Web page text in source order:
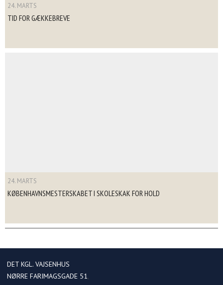
24. MARTS
TID FOR GÆKKEBREVE
24. MARTS
KØBENHAVNSMESTERSKABET I SKOLESKAK FOR HOLD
DET KGL. VAJSENHUS
NØRRE FARIMAGSGADE 51